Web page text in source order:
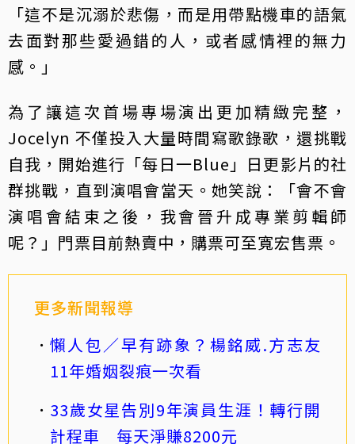
「這不是沉溺於悲傷，而是用帶點機車的語氣
去面對那些愛過錯的人，或者感情裡的無力
感。」
為了讓這次首場專場演出更加精緻完整，
Jocelyn 不僅投入大量時間寫歌錄歌，還挑戰
自我，開始進行「每日一Blue」日更影片的社
群挑戰，直到演唱會當天。她笑說：「會不會
演唱會結束之後，我會晉升成專業剪輯師
呢？」門票目前熱賣中，購票可至寬宏售票。
更多新聞報導
懶人包／早有跡象？楊銘威.方志友
11年婚姻裂痕一次看
33歲女星告別9年演員生涯！轉行開
計程車 每天淨賺8200元